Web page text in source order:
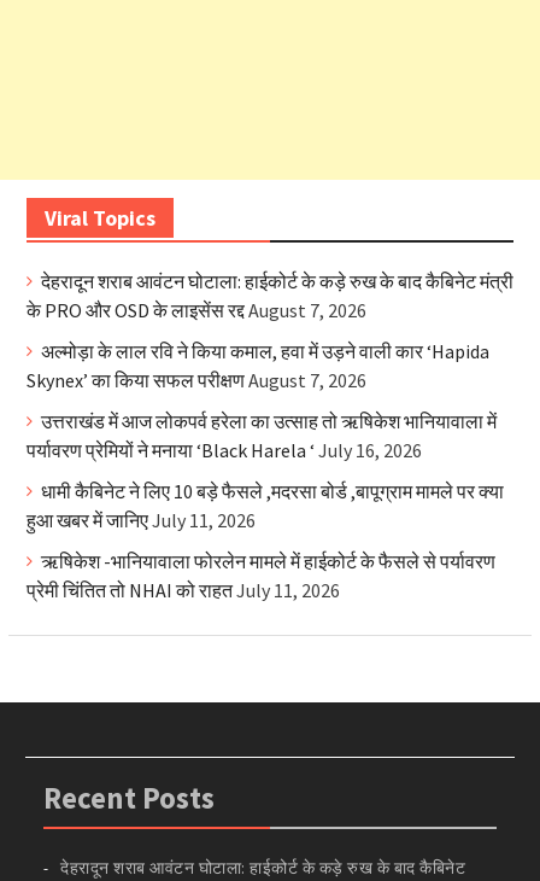
Viral Topics
देहरादून शराब आवंटन घोटाला: हाईकोर्ट के कड़े रुख के बाद कैबिनेट मंत्री
के PRO और OSD के लाइसेंस रद्दAugust 7, 2026
अल्मोड़ा के लाल रवि ने किया कमाल, हवा में उड़ने वाली कार ‘Hapida
Skynex’ का किया सफल परीक्षणAugust 7, 2026
उत्तराखंड में आज लोकपर्व हरेला का उत्साह तो ऋषिकेश भानियावाला में
पर्यावरण प्रेमियों ने मनाया ‘Black Harela ‘ July 16, 2026
धामी कैबिनेट ने लिए 10 बड़े फैसले ,मदरसा बोर्ड ,बापूग्राम मामले पर क्या
हुआ खबर में जानिएJuly 11, 2026
ऋषिकेश -भानियावाला फोरलेन मामले में हाईकोर्ट के फैसले से पर्यावरण
प्रेमी चिंतित तो NHAI को राहतJuly 11, 2026
Recent Posts
देहरादून शराब आवंटन घोटाला: हाईकोर्ट के कड़े रुख के बाद कैबिनेट